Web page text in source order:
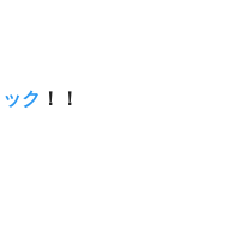
ク ！！